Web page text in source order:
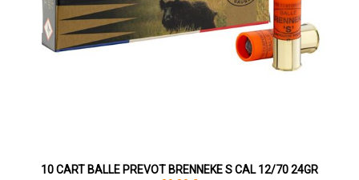
10 CART BALLE PREVOT BRENNEKE S CAL 12/70 24GR